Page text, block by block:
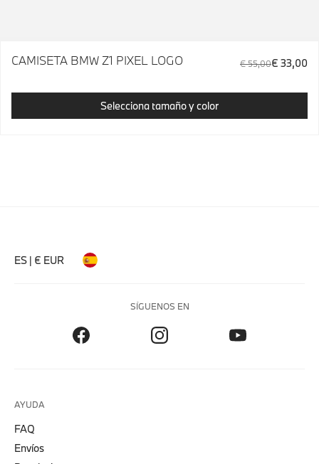
CAMISETA BMW Z1 PIXEL LOGO € 55,00€ 33,00
Selecciona tamaño y color
ES | € EUR
SÍGUENOS EN
AYUDA
FAQ
Envíos